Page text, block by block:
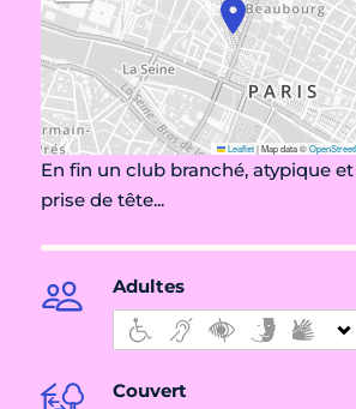
Leaflet|Map data ©
En fin un club branché, atypique et
prise de tête...
Adultes
Couvert